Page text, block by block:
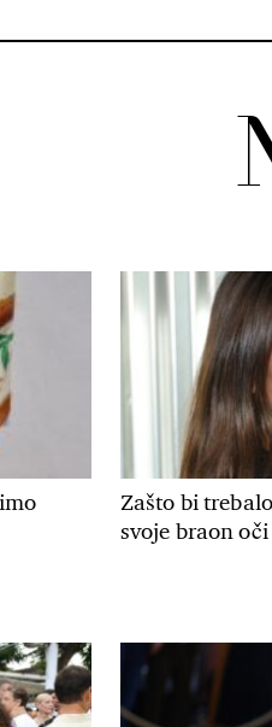
Zašto bi
svoje braon oči